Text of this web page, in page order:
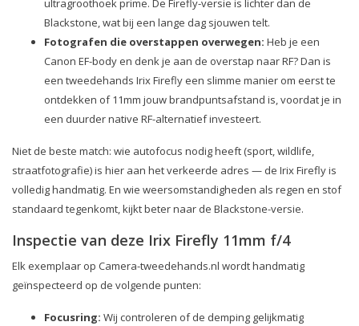
ultragroothoek prime. De Firefly-versie is lichter dan de
Blackstone, wat bij een lange dag sjouwen telt.
Fotografen die overstappen overwegen: Heb je een
Canon EF-body en denk je aan de overstap naar RF? Dan is
een tweedehands Irix Firefly een slimme manier om eerst te
ontdekken of 11mm jouw brandpuntsafstand is, voordat je in
een duurder native RF-alternatief investeert.
Niet de beste match: wie autofocus nodig heeft (sport, wildlife,
straatfotografie) is hier aan het verkeerde adres — de Irix Firefly is
volledig handmatig. En wie weersomstandigheden als regen en stof
standaard tegenkomt, kijkt beter naar de Blackstone-versie.
Inspectie van deze Irix Firefly 11mm f/4
Elk exemplaar op Camera-tweedehands.nl wordt handmatig
geïnspecteerd op de volgende punten:
Focusring: Wij controleren of de demping gelijkmatig